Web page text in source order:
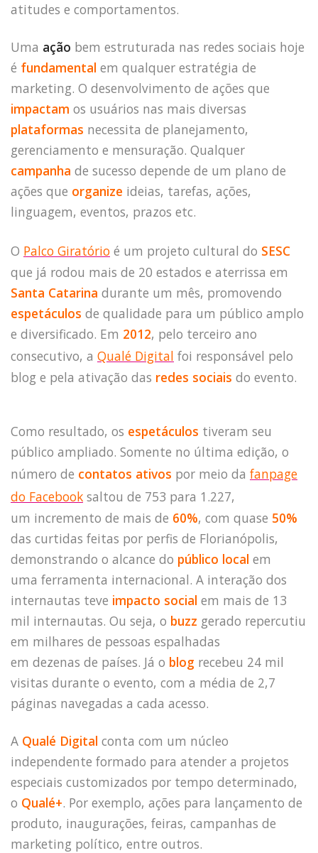
HOME
JOBS
TECH
BLOG
DEPOIMENTOS
atitudes e comportamentos.
Uma ação bem estruturada nas redes sociais hoje
é fundamental em qualquer estratégia de
marketing. O desenvolvimento de ações que
impactam os usuários nas mais diversas
plataformas necessita de planejamento,
gerenciamento e mensuração. Qualquer
campanha de sucesso depende de um plano de
ações que organize ideias, tarefas, ações,
linguagem, eventos, prazos etc.
O Palco Giratório é um projeto cultural do SESC
que já rodou mais de 20 estados e aterrissa em
Santa Catarina durante um mês, promovendo
espetáculos de qualidade para um público amplo
e diversificado. Em 2012, pelo terceiro ano
consecutivo, a Qualé Digital foi responsável pelo
blog e pela ativação das redes sociais do evento.
Como resultado, os espetáculos tiveram seu
público ampliado. Somente no última edição, o
número de contatos ativos por meio da fanpage
do Facebook saltou de 753 para 1.227,
um incremento de mais de 60%, com quase 50%
das curtidas feitas por perfis de Florianópolis,
demonstrando o alcance do público local em
uma ferramenta internacional. A interação dos
internautas teve impacto social em mais de 13
mil internautas. Ou seja, o buzz gerado repercutiu
em milhares de pessoas espalhadas
em dezenas de países. Já o blog recebeu 24 mil
visitas durante o evento, com a média de 2,7
páginas navegadas a cada acesso.
A Qualé Digital conta com um núcleo
independente formado para atender a projetos
especiais customizados por tempo determinado,
o Qualé+. Por exemplo, ações para lançamento de
produto, inaugurações, feiras, campanhas de
marketing político, entre outros.